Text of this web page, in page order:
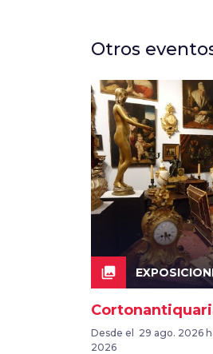
Otros
collections
Desde el 29 ago. 2026
2026